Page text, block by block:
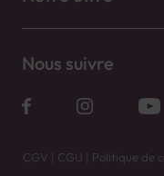
Nous suivre
CGV | CGU | Politique de